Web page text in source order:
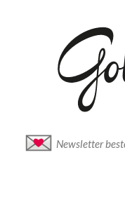
Newsletter